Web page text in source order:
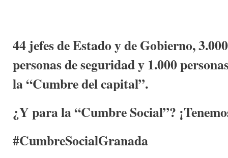
44 jefes de Estado y de Gobierno,
personas de seguridad y 1.000
la “Cumbre del capital”.
¿Y para la “Cumbre Social”?
#CumbreSocialGranada